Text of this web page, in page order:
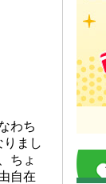
わち
まし
ちょ
自在